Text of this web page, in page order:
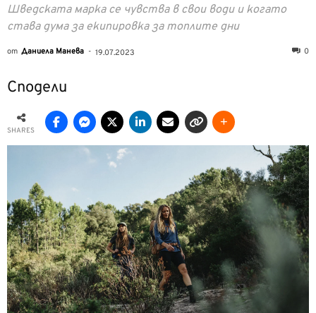
Шведската марка се чувства в свои води и когато
става дума за екипировка за топлите дни
от Даниела Манева - 19.07.2023 0
Сподели
SHARES